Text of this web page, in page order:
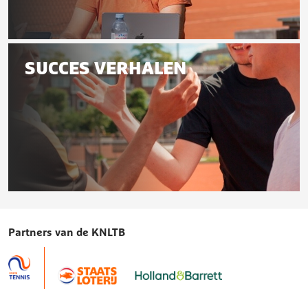
Communicatie
met
leden
SUCCES VERHALEN
Partners van de KNLTB